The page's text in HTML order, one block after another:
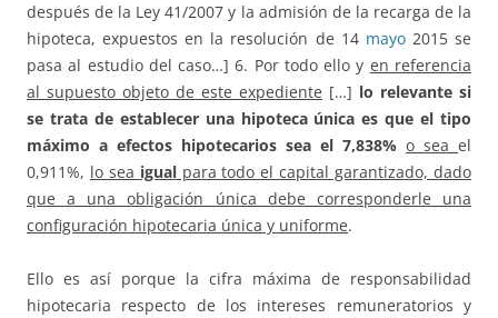
después de la Ley 41/2007 y la admisión de la recarga de la
hipoteca, expuestos en la resolución de 14 mayo2015 se
pasa al estudio del caso…] 6. Por todo ello y en referencia
al supuesto objeto de este expediente […] lo relevante si
se trata de establecer una hipoteca única es que el tipo
máximo a efectos hipotecarios sea el 7,838% o sea el
0,911%, lo sea igualpara todo el capital garantizado, dado
que a una obligación única debe corresponderle una
configuración hipotecaria única y uniforme.
Ello es así porque la cifra máxima de responsabilidad
hipotecaria respecto de los intereses remuneratorios y